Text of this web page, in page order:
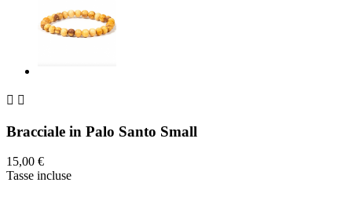
 
Bracciale in Palo Santo Small
15,00 €
Tasse incluse